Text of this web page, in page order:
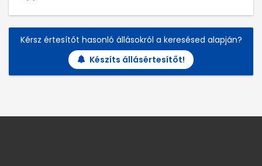
Kérsz értesítőt hasonló állásokról a keresésed alapján?
Készíts állásértesítőt!